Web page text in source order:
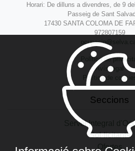
Horari: De dilluns a divendres, de 9
Passeig de Sant
17430 SANTA COLOMA DE
972807159
ocupacio@selva.cat
Política de privacitat
Avís legal
Política de
Seccions
Servei Integral
Sol·licitants
Ofertes